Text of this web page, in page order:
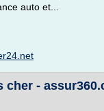
auto et...
cher -